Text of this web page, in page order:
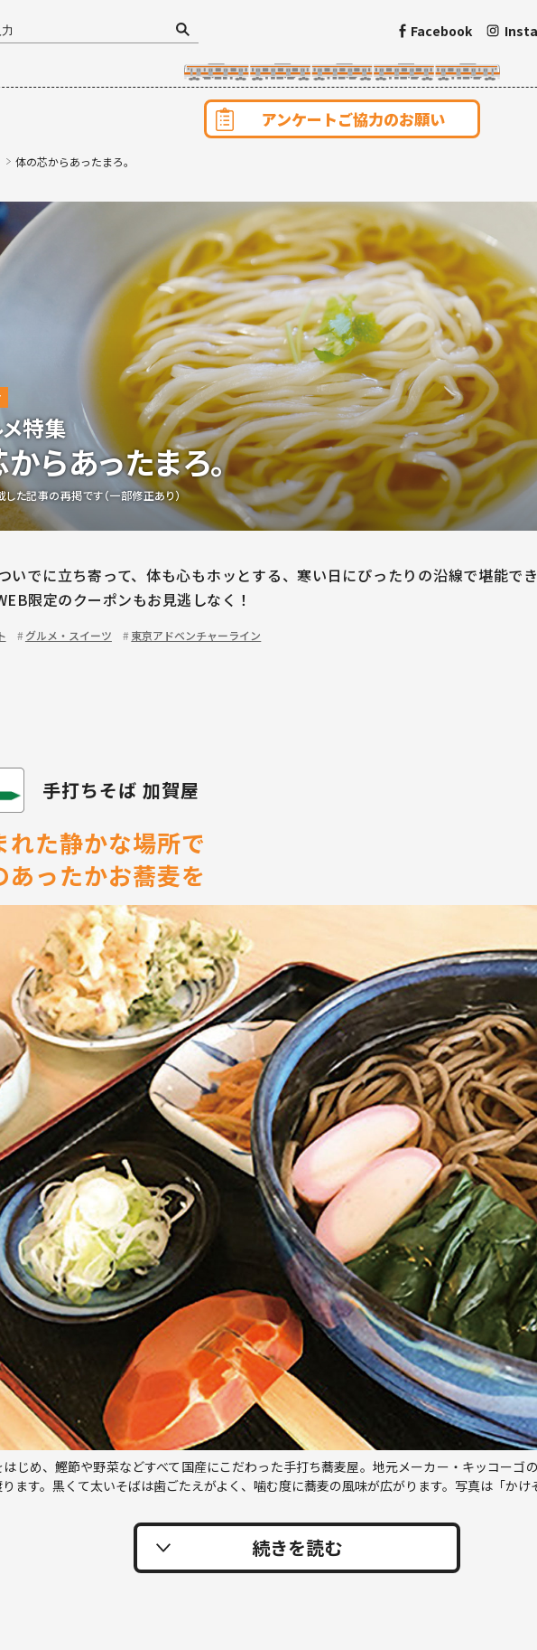
Facebook
アンケートご協力のお願い
体の芯からあったまろ。
特集
らあったまろ。
た記事の再掲です（一部修正あり）
いでに立ち寄って、体も心もホッとする、寒い日にぴったりの沿線で堪能で
限定のクーポンもお見逃しなく！
グルメ・スイーツ 東京アドベンチャーライン
手打ちそば 加賀屋
れた静かな場所で
あったかお蕎麦を
じめ、鰹節や野菜などすべて国産にこだわった手打ち蕎麦屋。地元メーカー・キッコーゴ
ます。黒くて太いそばは歯ごたえがよく、噛む度に蕎麦の風味が広がります。写真は「かけ